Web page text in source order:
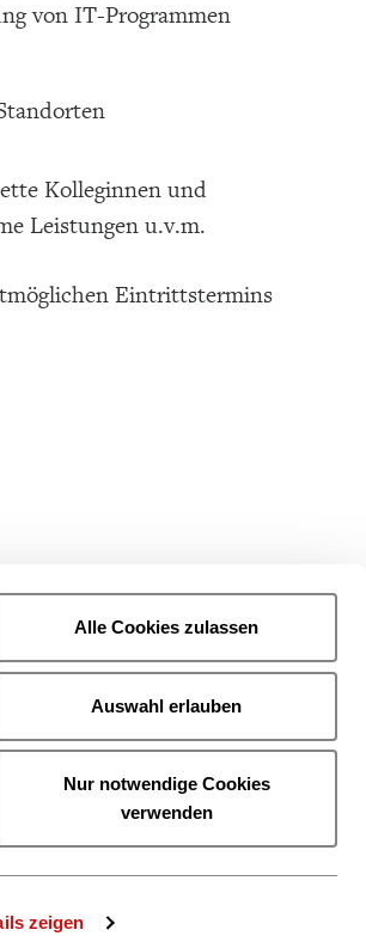
zeigen
Alle Cookies zulassen
Auswahl erlauben
Nur notwendige Cookies
verwenden
von IT-Programmen
Kolleginnen und
Leistungen u.v.m.
Eintrittstermins